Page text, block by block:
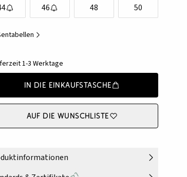
46 48 50
1-3 Werktage
In die Einkaufstasche
Auf die Wunschliste